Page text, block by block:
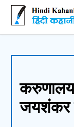
Hindi Kahani - हिंदी
करुणालय
जयशंकर